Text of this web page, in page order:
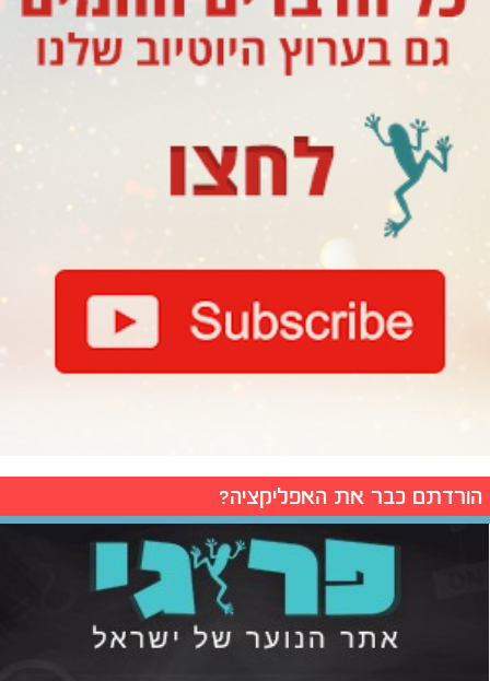
הורדתם כבר את האפליקציה?